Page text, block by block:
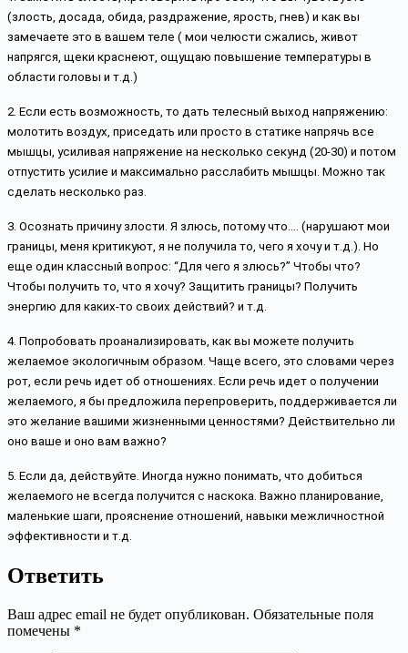
(злость, досада, обида, раздражение, ярость, гнев) и как вы
замечаете это в вашем теле ( мои челюсти сжались, живот
напрягся, щеки краснеют, ощущаю повышение температуры в
области головы и т.д.)
2. Если есть возможность, то дать телесный выход напряжению:
молотить воздух, приседать или просто в статике напрячь все
мышцы, усиливая напряжение на несколько секунд (20-30) и потом
отпустить усилие и максимально расслабить мышцы. Можно так
сделать несколько раз.
3. Осознать причину злости. Я злюсь, потому что…. (нарушают мои
границы, меня критикуют, я не получила то, чего я хочу и т.д.). Но
еще один классный вопрос: “Для чего я злюсь?” Чтобы что?
Чтобы получить то, что я хочу? Защитить границы? Получить
энергию для каких-то своих действий? и т.д.
4. Попробовать проанализировать, как вы можете получить
желаемое экологичным образом. Чаще всего, это словами через
рот, если речь идет об отношениях. Если речь идет о получении
желаемого, я бы предложила перепроверить, поддерживается ли
это желание вашими жизненными ценностями? Действительно ли
оно ваше и оно вам важно?
5. Если да, действуйте. Иногда нужно понимать, что добиться
желаемого не всегда получится с наскока. Важно планирование,
маленькие шаги, прояснение отношений, навыки межличностной
эффективности и т.д.
Ответить
Ваш адрес email не будет опубликован. Обязательные поля
помечены *